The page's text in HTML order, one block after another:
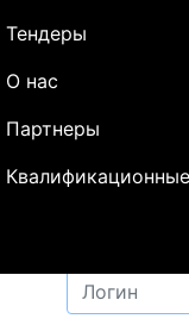
Тендеры
О нас
Партнеры